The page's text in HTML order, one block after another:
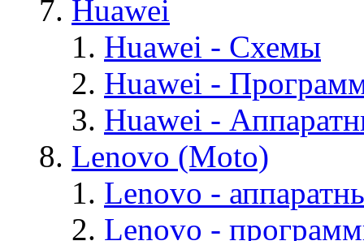
Huawei
Huawei - Cхемы
Huawei -
Huawei -
Lenovo (Moto)
Lenovo -
Lenovo -